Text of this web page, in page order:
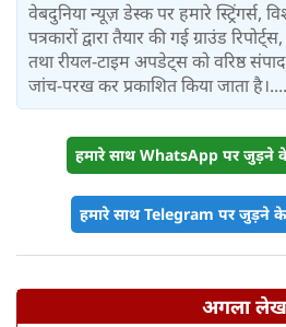
वेबदुनिया न्यूज़ डेस्क पर हमारे स्ट्रिंगर्स,
पत्रकारों द्वारा तैयार की गई ग्राउंड
तथा रीयल-टाइम अपडेट्स को वरिष्ठ
जांच-परख कर प्रकाशित किया जाता है।....
हमारे साथ WhatsApp पर जुड़ने
हमारे साथ Telegram पर जुड़ने
अगला लेख